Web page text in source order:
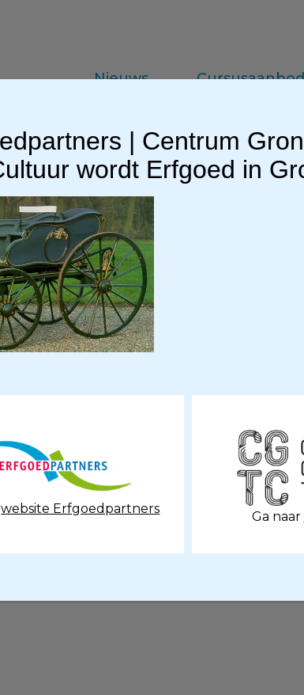
Nieuws Cursusaanbod
Vakinformatie
| Centrum
wordt Erfgoed in
website Erfgoedpartners
Ga naar